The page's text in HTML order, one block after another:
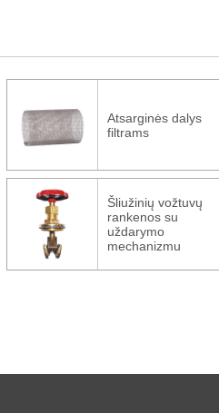
Atsarginės dalys
filtrams
Šliužinių vožtuvų
rankenos su
uždarymo
mechanizmu